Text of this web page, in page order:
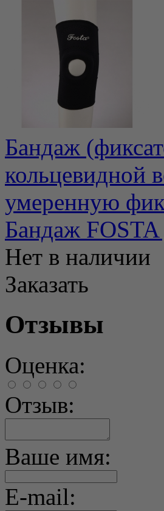
Бандаж
кольцевидной
умеренную
Бандаж FOSTA
Нет в наличии
Заказать
Отзывы
Оценка:
Отзыв:
Ваше имя:
E-mail: